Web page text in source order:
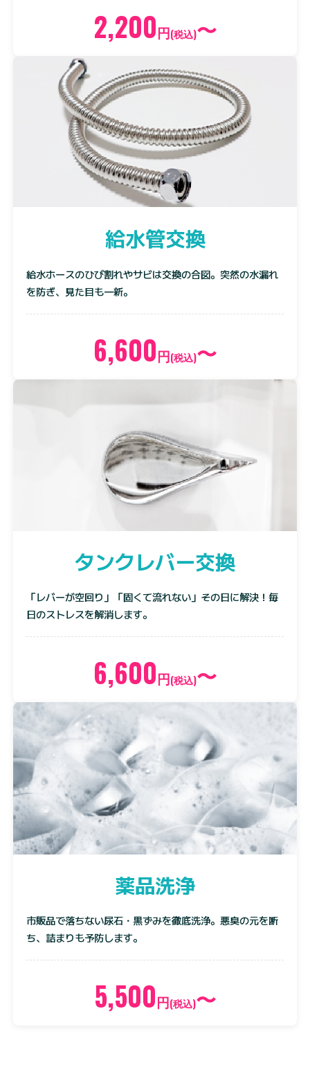
2,200円(税込)〜
給水管交換
給水ホースのひび割れやサビは交換の合図。突然の水漏れ
を防ぎ、見た目も一新。
6,600円(税込)〜
タンクレバー交換
「レバーが空回り」「固くて流れない」その日に解決！毎
日のストレスを解消します。
6,600円(税込)〜
薬品洗浄
市販品で落ちない尿石・黒ずみを徹底洗浄。悪臭の元を断
ち、詰まりも予防します。
5,500円(税込)〜